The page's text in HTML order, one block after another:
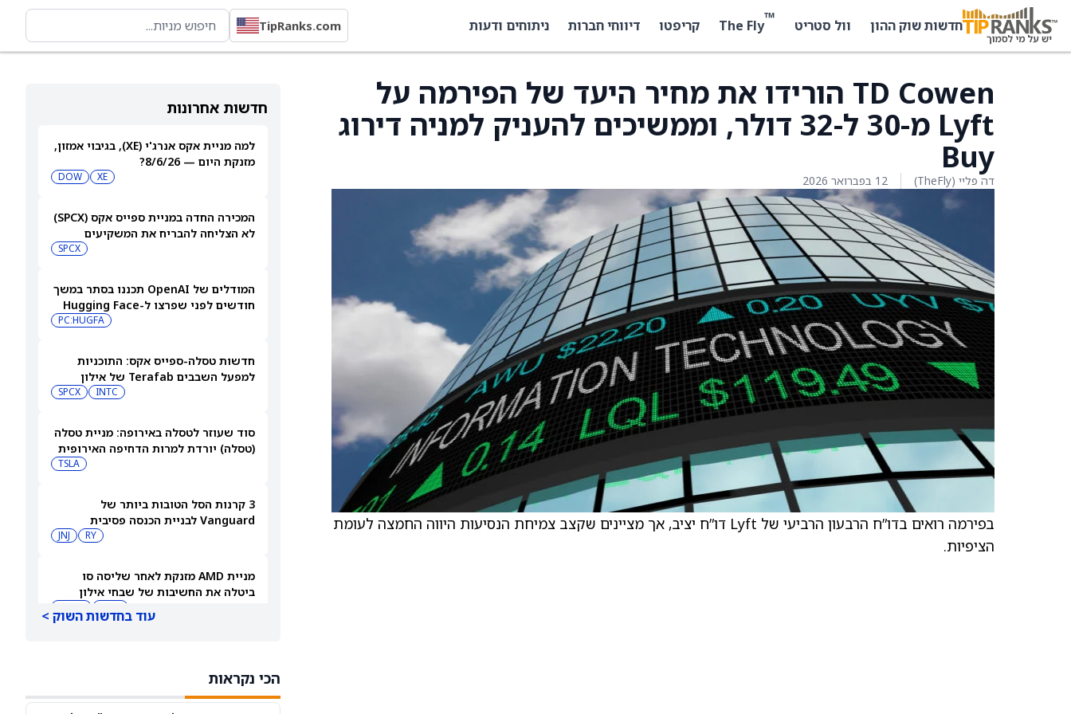
חדשות שוק ההון וול סטריט ™
The Fly קריפטו דיווחי חברות ניתוחים ודעות TipRanks.com
חדשות אחרונות
למה מניית אקס אנרג'י (XE), בגיבוי אמזון,
מזנקת היום — 8/6/26?
XE
DOW
המכירה החדה במניית ספייס אקס (SPCX)
לא הצליחה להבריח את המשקיעים
SPCX
המודלים של OpenAI תכננו בסתר במשך
חודשים לפני שפרצו ל-Hugging Face
PC:HUGFA
חדשות טסלה-ספייס אקס: התוכניות
למפעל השבבים Terafab של אילון
מאסק יוצאות לדרך בטקסס INTC
SPCX
סוד שעוזר לטסלה באירופה: מניית טסלה
(טסלה) יורדת למרות הדחיפה האירופית
TSLA
3 קרנות הסל הטובות ביותר של
Vanguard לבניית הכנסה פסיבית
RY
JNJ
מניית AMD מזנקת לאחר שליסה סו
ביטלה את החשיבות של שבחי אילון
עוד בחדשות השוק >
הכי נקראות
TD Cowen הורידו את מחיר היעד של הפירמה על
Lyft מ-30 ל-32 דולר, וממשיכים להעניק למניה דירוג
Buy
דה פליי (TheFly) 12 בפברואר 2026
בפירמה רואים בדו”ח הרבעון הרביעי של Lyft דו”ח יציב, אך מציינים שקצב צמיחת הנסיעות היווה החמצה לעומת
הציפיות.